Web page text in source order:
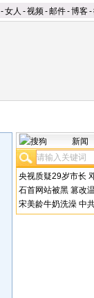
-女人 -视频-邮件-博客-
新闻
央视质疑29岁市长
石首网站被黑 篡改
宋美龄牛奶洗澡 中